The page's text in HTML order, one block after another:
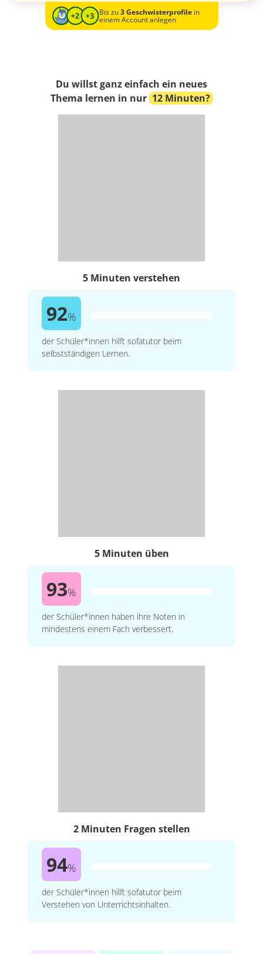
Bis zu3 Geschwisterprofilein
einem Account anlegen
Du willst ganz einfach ein neues
Thema lernen in nur 12 Minuten?
5 Minuten verstehen
92%
der Schüler*innen hilft sofatutor beim
selbstständigen Lernen.
5 Minuten üben
93%
der Schüler*innen haben ihre Noten in
mindestens einem Fach verbessert.
2 Minuten Fragen stellen
94%
der Schüler*innen hilft sofatutor beim
Verstehen von Unterrichtsinhalten.